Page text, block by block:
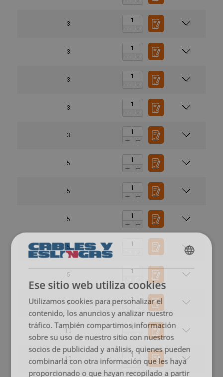
3
3
3
3
3
5
5
5
5
5
5
10
10
ENGLISH TRANSLATION
Ese sitio web utiliza cookies
Utilizamos cookies para personalizar el
contenido, los anuncios y analizar nuestro
tráfico. También compartimos información
sobre su uso de nuestro sitio con nuestros
socios de publicidad y análisis, quienes pueden
combinarla con otra información que les haya
proporcionado o que hayan recopilado a partir